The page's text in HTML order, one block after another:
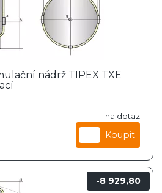
nádrž TIPEX TXE
na dotaz
8 929,80